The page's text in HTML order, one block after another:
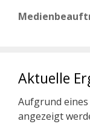
Aktuelle
Aufgrund
angezeigt